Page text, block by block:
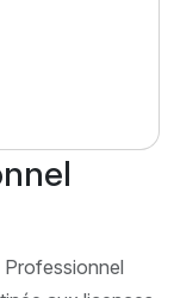
Professionnel